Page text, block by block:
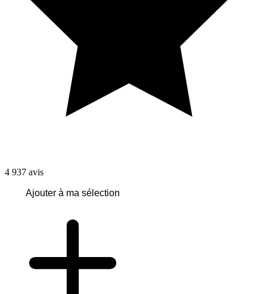
4 937 avis
Ajouter à ma sélection